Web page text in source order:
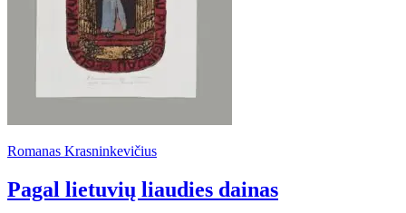
Romanas Krasninkevičius
Pagal lietuvių liaudies dainas